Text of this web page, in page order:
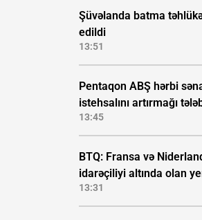
Şüvəlanda batma
edildi
13:51
Pentaqon ABŞ hərbi
istehsalını artırmağı
13:45
BTQ: Fransa və
idarəçiliyi altında olan
13:31